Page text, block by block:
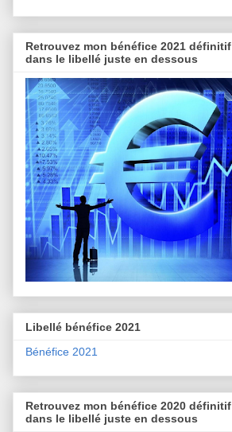
Retrouvez mon bénéfice 2021 définitif
dans le libellé juste en dessous
Libellé bénéfice 2021
Bénéfice 2021
Retrouvez mon bénéfice 2020 définitif
dans le libellé juste en dessous